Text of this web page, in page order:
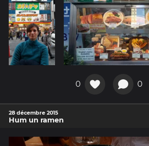
0 0
28 décembre 2015
Hum un ramen